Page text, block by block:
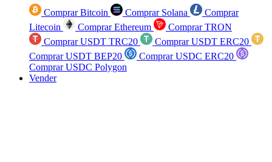
Comprar Bitcoin Comprar Solana
Comprar
Litecoin
Comprar Ethereum
Comprar TRON
Comprar USDT TRC20
Comprar USDT ERC20
Comprar USDT BEP20
Comprar USDC ERC20
Comprar USDC Polygon
Vender